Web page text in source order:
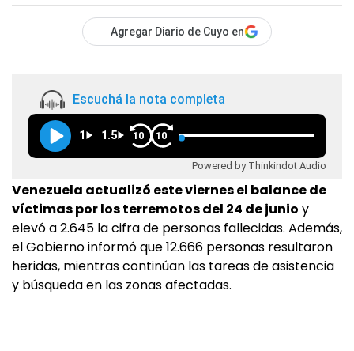
Agregar Diario de Cuyo en
Escuchá la nota completa
1 1.5 10 10
Powered by Thinkindot Audio
Venezuela actualizó este viernes el balance de
víctimas por los terremotos del 24 de junio y
elevó a 2.645 la cifra de personas fallecidas. Además,
el Gobierno informó que 12.666 personas resultaron
heridas, mientras continúan las tareas de asistencia
y búsqueda en las zonas afectadas.